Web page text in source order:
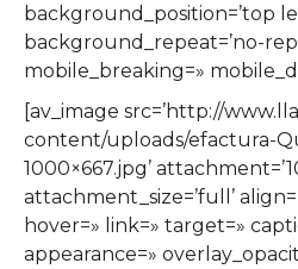
background_position=’top
background_repeat=’no-
mobile_breaking=»
[av_image src=’http://
content/uploads/efactura-
1000×667.jpg’
attachment_size=’full’
hover=» link=» target=»
appearance=»